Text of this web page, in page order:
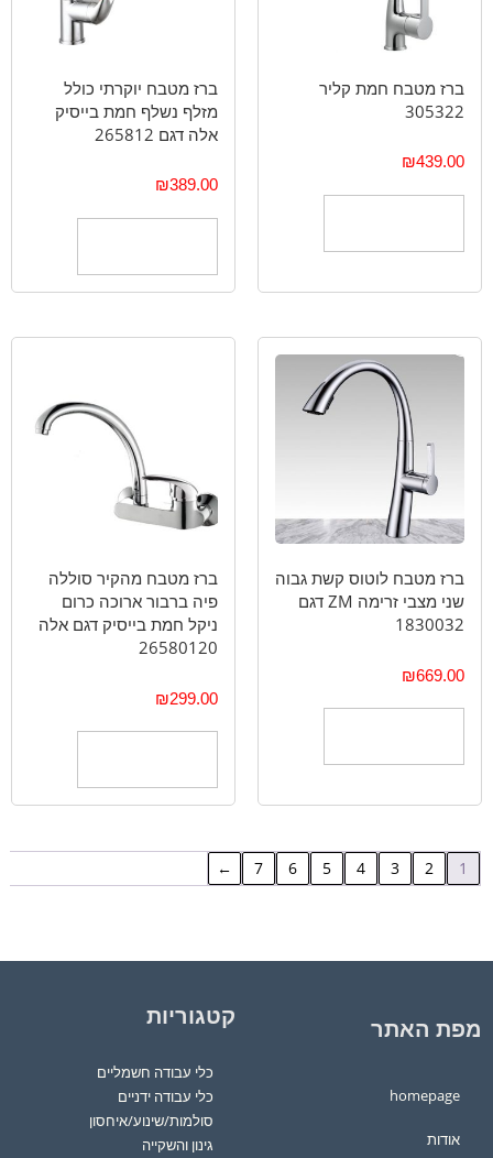
ברז מטבח חמת קליר
305322
₪439.00
ברז מטבח יוקרתי כולל
מזלף נשלף חמת בייסיק
אלה דגם 265812
₪389.00
ברז מטבח לוטוס קשת גבוה
שני מצבי זרימה ZM דגם
1830032
₪669.00
ברז מטבח מהקיר סוללה
פיה ברבור ארוכה כרום
ניקל חמת בייסיק דגם אלה
26580120
₪299.00
1
2
3
4
5
6
7
←
מפת האתר
homepage
אודות
קטגוריות
כלי עבודה חשמליים
כלי עבודה ידניים
סולמות/שינוע/איחסון
גינון והשקייה